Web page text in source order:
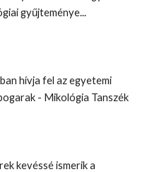
gyűjteménye...
hívja fel az egyetemi
- Mikológia Tanszék
kevéssé ismerik a